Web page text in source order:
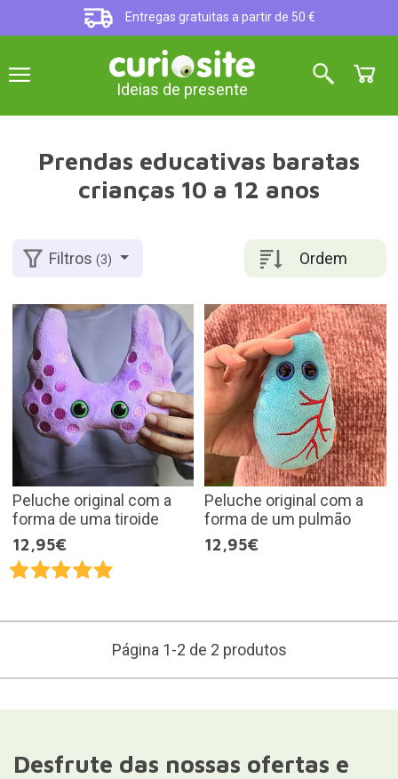
Entregas gratuitas a partir de 50 €
Ideias de presente
Prendas educativas baratas
crianças 10 a 12 anos
Ordem
Filtros(3)
Peluche original com a
forma de uma tiroide
12,95€
Peluche original com a
forma de um pulmão
12,95€
Página 1-2 de 2 produtos
Desfrute das nossas ofertas e